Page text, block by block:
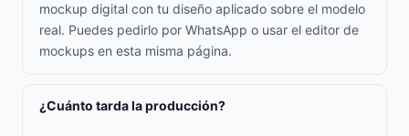
mockup digital con tu diseño aplicado sobre el modelo
real. Puedes pedirlo por WhatsApp o usar el editor de
mockups en esta misma página.
¿Cuánto tarda la producción?